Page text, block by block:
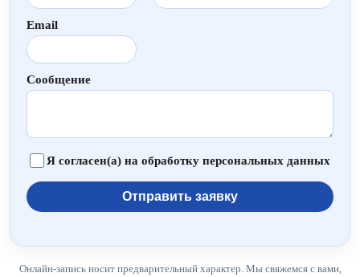
Email
Сообщение
Я согласен(а) на обработку персональных данных
Отправить заявку
Онлайн-запись носит предварительный характер. Мы свяжемся с вами,